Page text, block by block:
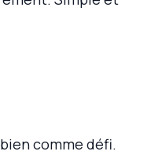
comme défi.